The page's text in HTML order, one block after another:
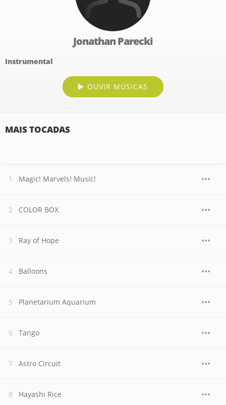
Jonathan Parecki
Instrumental
OUVIR MÚSICAS
MAIS TOCADAS
Magic! Marvels! Music!
COLOR BOX
Ray of Hope
Balloons
Planetarium Aquarium
Tango
Astro Circuit
Hayashi Rice